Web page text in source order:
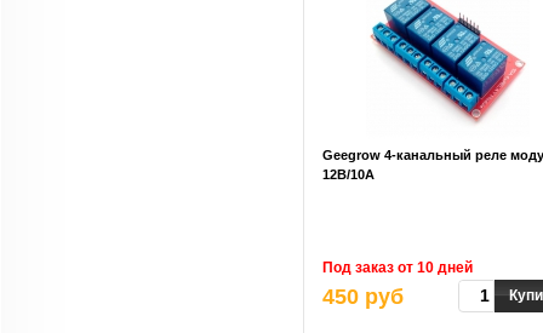
Geegrow 4-канальный реле
12B/10A
Под заказ от 10 дней
450 руб